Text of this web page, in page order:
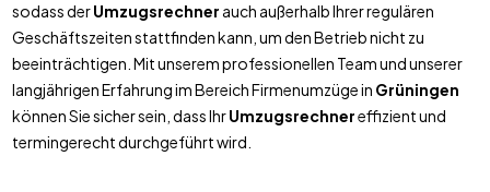
sodass derUmzugsrechner auch außerhalb Ihrer regulären
Geschäftszeiten stattfinden kann, um den Betrieb nicht zu
beeinträchtigen. Mit unserem professionellen Team und unserer
langjährigen Erfahrung im Bereich Firmenumzüge in Grüningen
können Sie sicher sein, dass IhrUmzugsrechnereffizient und
termingerecht durchgeführt wird.